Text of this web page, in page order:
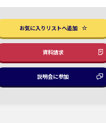
お気に入りリストへ追加
資料請求
説明会に参加